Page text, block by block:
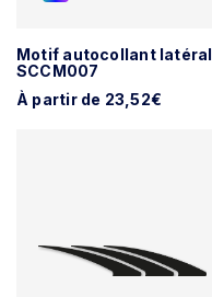
Motif autocollant latéral
SCCM007
À partir de 23,52€